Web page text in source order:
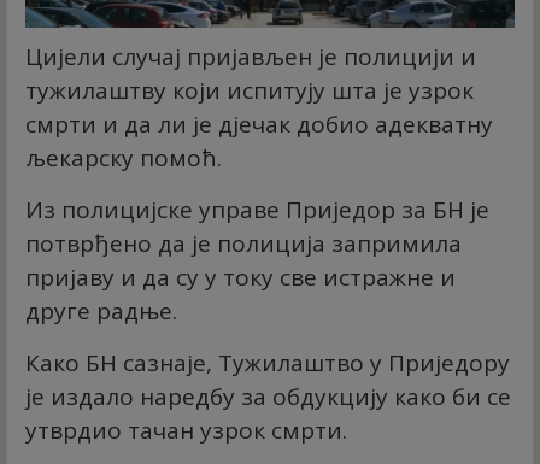
Цијели случај пријављен је полицији и
тужилаштву који испитују шта је узрок
смрти и да ли је дјечак добио адекватну
љекарску помоћ.
Из полицијске управе Приједор за БН је
потврђено да је полиција запримила
пријаву и да су у току све истражне и
друге радње.
Како БН сазнаје, Тужилаштво у Приједору
је издало наредбу за обдукцију како би се
утврдио тачан узрок смрти.